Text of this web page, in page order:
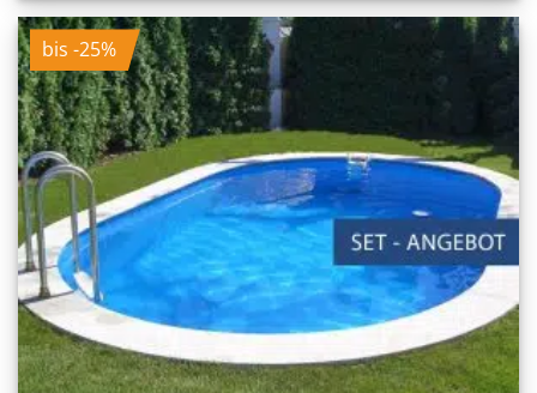
bis -25%